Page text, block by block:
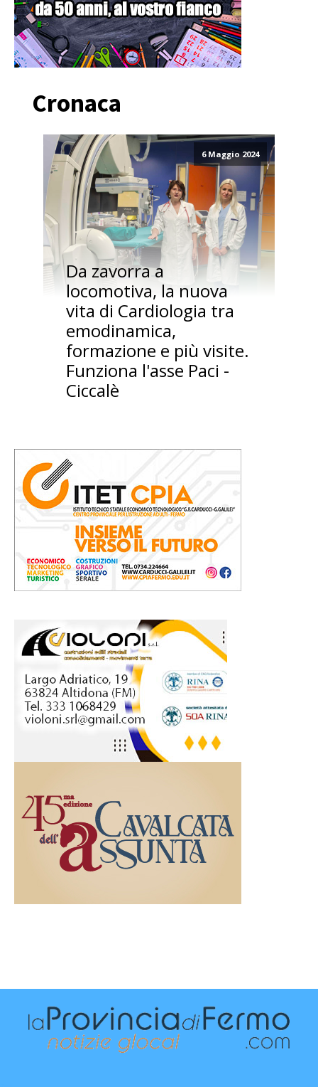
Cronaca
6 Maggio 2024
Da zavorra a
locomotiva, la nuova
vita di Cardiologia tra
emodinamica,
formazione e più visite.
Funziona l'asse Paci -
Ciccalè